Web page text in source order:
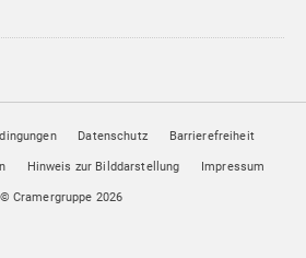
Datenschutz Barrierefreiheit
Hinweis zur Bilddarstellung Impressum
© Cramergruppe 2026